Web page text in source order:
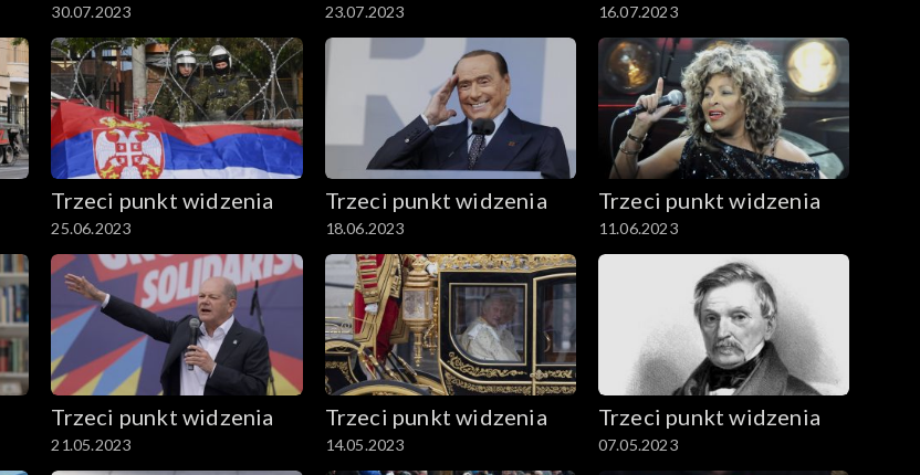
30.07.2023 23.07.2023 16.07.2023
Trzeci punkt widzenia
25.06.2023
Trzeci punkt widzenia
18.06.2023
Trzeci punkt widzenia
11.06.2023
Trzeci punkt widzenia
21.05.2023
Trzeci punkt widzenia
14.05.2023
Trzeci punkt widzenia
07.05.2023